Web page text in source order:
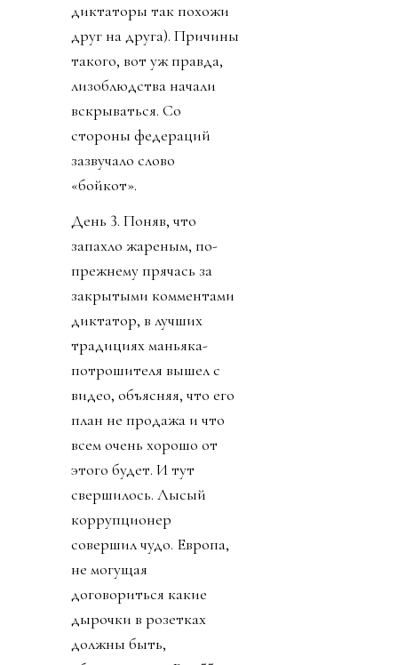
диктаторы так похожи
друг на друга). Причины
такого, вот уж правда,
лизоблюдства начали
вскрываться. Со
стороны федераций
зазвучало слово
«бойкот».
День 3. Поняв, что
запахло жареным, по-
прежнему прячась за
закрытыми комментами
диктатор, в лучших
традициях маньяка-
потрошителя вышел с
видео, объясняя, что его
план не продажа и что
всем очень хорошо от
этого будет. И тут
свершилось. Лысый
коррупционер
совершил чудо. Европа,
не могущая
договориться какие
дырочки в розетках
должны быть,